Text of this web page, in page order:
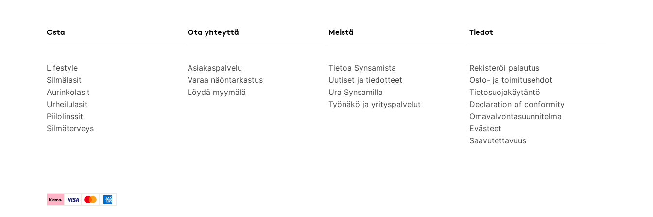
Osta
Lifestyle
Silmälasit
Aurinkolasit
Urheilulasit
Piilolinssit
Silmäterveys
Ota yhteyttä
Asiakaspalvelu
Varaa näöntarkastus
Löydä myymälä
Meistä
Tietoa Synsamista
Uutiset ja tiedotteet
Ura Synsamilla
Työnäkö ja yrityspalvelut
Tiedot
Rekisteröi palautus
Osto- ja toimitusehdot
Tietosuojakäytäntö
Declaration of conformity
Omavalvontasuunnitelma
Evästeet
Saavutettavuus
KlarnaVisa MastercardAmerican Express